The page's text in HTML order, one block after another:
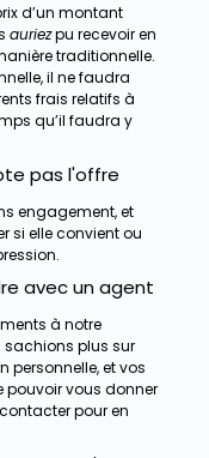
d’un montant
auriezpu recevoir en
traditionnelle.
il ne faudra
frais relatifs à
qu’il faudra y
pas l'offre
engagement, et
si elle convient ou
avec un agent
à notre
plus sur
personnelle, et vos
pouvoir vous donner
pour en